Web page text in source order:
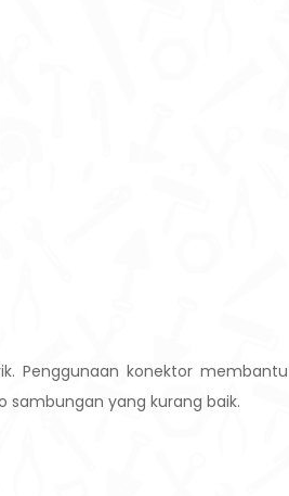
Penggunaan konektor membantu
sambungan yang kurang baik.